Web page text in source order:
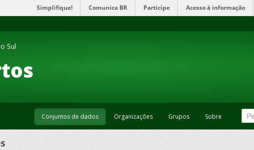
Simplifique! Comunica BR Participe Acesso à informação
Sul
Conjuntos de dados Organizações Grupos Sobre